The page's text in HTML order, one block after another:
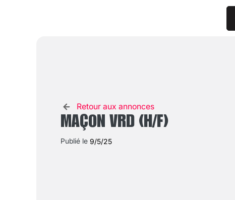
Retour aux annonces
MAÇON VRD (H/F)
Publié le 9/5/25